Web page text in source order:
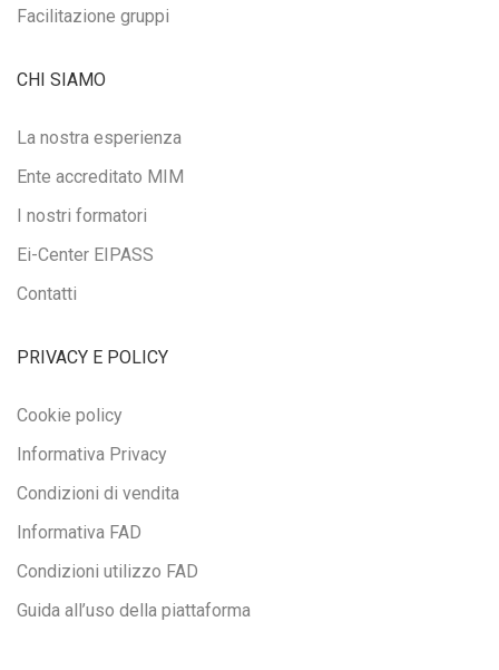
Facilitazione gruppi
CHI SIAMO
La nostra esperienza
Ente accreditato MIM
I nostri formatori
Ei-Center EIPASS
Contatti
PRIVACY E POLICY
Cookie policy
Informativa Privacy
Condizioni di vendita
Informativa FAD
Condizioni utilizzo FAD
Guida all’uso della piattaforma